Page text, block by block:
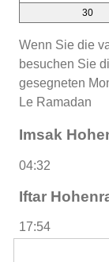
30
Wenn Sie die
besuchen Sie
gesegneten
Le Ramadan
Imsak
04:32
Iftar
17:54